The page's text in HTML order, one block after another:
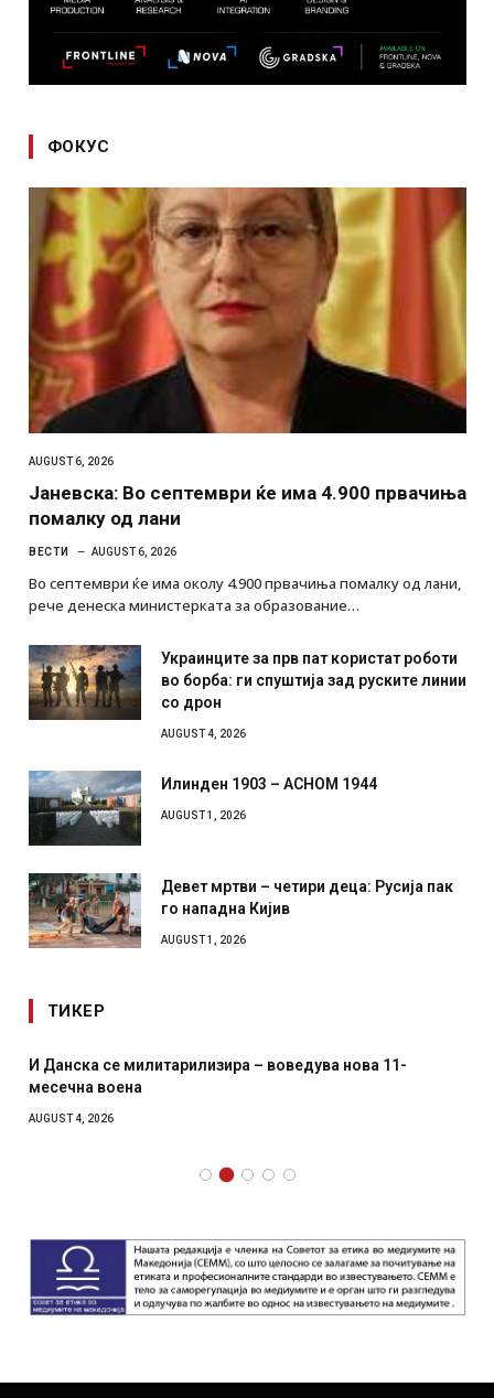
ФОКУС
AUGUST 6, 2026
Јаневска: Во септември ќе има 4.900 првачиња
помалку од лани
ВЕСТИ AUGUST 6, 2026
Во септември ќе има околу 4.900 првачиња помалку од лани,
рече денеска министерката за образование…
Украинците за прв пат користат роботи
во борба: ги спуштија зад руските линии
со дрон
AUGUST 4, 2026
Илинден 1903 – АСНОМ 1944
AUGUST 1, 2026
Девет мртви – четири деца: Русија пак
го нападна Кијив
AUGUST 1, 2026
ТИКЕР
И Данска се милитарилизира – воведува нова 11-
месечна воена
AUGUST 4, 2026